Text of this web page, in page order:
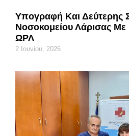
Υπογραφή Και Δεύτερης
Νοσοκομείου Λάρισας Με
ΩΡΛ
2 Ιουνίου, 2026